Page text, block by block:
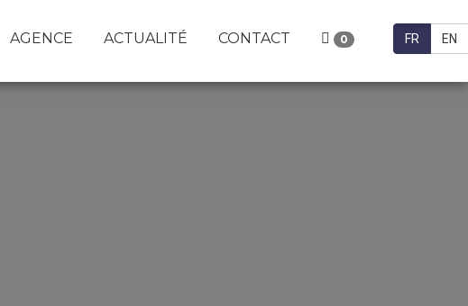
AGENCE ACTUALITÉ CONTACT 0 FR EN